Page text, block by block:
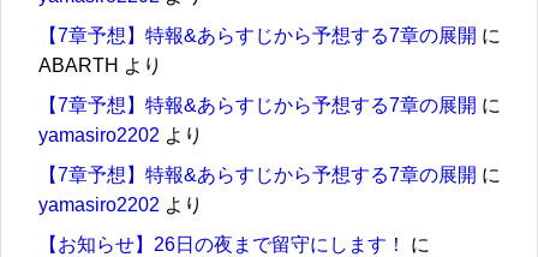
【7章予想】特報&あらすじから予想する7章の展開 に
ABARTH より
【7章予想】特報&あらすじから予想する7章の展開 に
yamasiro2202 より
【7章予想】特報&あらすじから予想する7章の展開 に
yamasiro2202 より
【お知らせ】26日の夜まで留守にします！
に